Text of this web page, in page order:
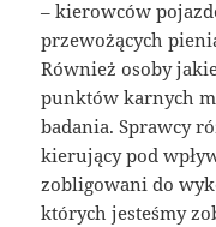
– kierowców
przewożących
Również osoby
punktów karnych
badania. Sprawcy
kierujący pod
zobligowani do
których jesteśmy